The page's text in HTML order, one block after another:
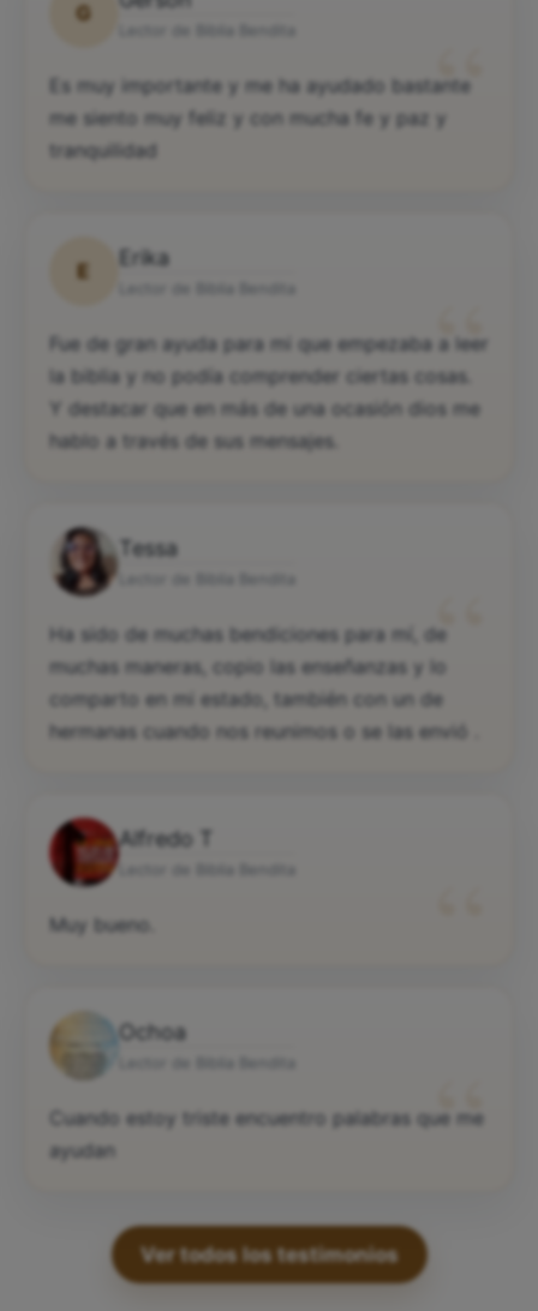
G “
Es muy importante y me ha ayudado bastante
me siento muy feliz y con mucha fe y paz y
tranquilidad
E
Erika
“
Fue de gran ayuda para mi que empezaba a leer
la biblia y no podía comprender ciertas cosas.
Y destacar que en más de una ocasión dios me
hablo a través de sus mensajes.
Tessa
“
Ha sido de muchas bendiciones para mí, de
muchas maneras, copio las enseñanzas y lo
comparto en mi estado, también con un de
hermanas cuando nos reunimos o se las envió .
Alfredo T
Muy bueno.
Ochoa
“
Cuando estoy triste encuentro palabras que me
ayudan
Ver todos los testimonios